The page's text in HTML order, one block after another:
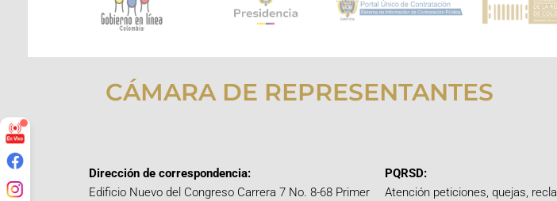
CÁMARA DE REPRESENTANTES
Dirección de correspondencia:
Edificio Nuevo del Congreso Carrera 7 No. 8-68 Primer
PQRSD:
Atención peticiones, quejas,